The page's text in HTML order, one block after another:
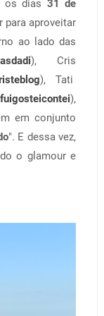
os dias 31 de
para aproveitar
ao lado das
), Cris
), Tati
),
em conjunto
". E dessa vez,
o glamour e